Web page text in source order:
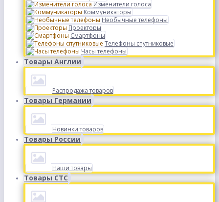
Изменители голоса
Коммуникаторы
Необычные телефоны
Проекторы
Смартфоны
Телефоны спутниковые
Часы телефоны
Товары Англии
Распродажа товаров
Товары Германии
Новинки товаров
Товары России
Наши товары
Товары СТС